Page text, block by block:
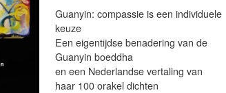
Guanyin: compassie is een individuele
keuze
Een eigentijdse benadering van de
Guanyin boeddha
en een Nederlandse vertaling van
haar 100 orakel dichten